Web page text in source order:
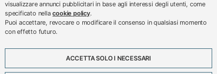
ARTSER SRL - Viale Milano, 5 - Varese -
P.IVA 01878290129
Tel. 0332 256111 - Fax 0332 256200 -
VA-213777
visualizzare annunci pubblicitari in base agli interessi degli utenti, come
specificato nellacookie policy.
Puoi accettare, revocare o modificare il consenso in qualsiasi momento
con effetto futuro.
ACCETTA SOLO I NECESSARI